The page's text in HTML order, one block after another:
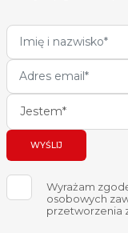
Jestem*
WYŚLIJ
Wyrażam
osobowych
przetworzenia